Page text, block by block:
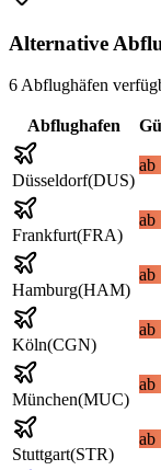
Alternative
6 Abflughäfen
Abflughafen
Düsseldorf(DUS)
ab
Frankfurt(FRA)
ab
Hamburg(HAM)
ab
Köln(CGN)
ab
München(MUC)
ab
Stuttgart(STR)
ab